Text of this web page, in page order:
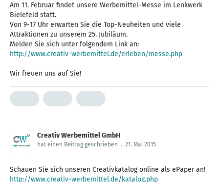
Am 11. Februar findet unsere Werbemittel-Messe im Lenkwerk
Bielefeld statt.
Von 9-17 Uhr erwarten Sie die Top-Neuheiten und viele
Attraktionen zu unserem 25. Jubiläum.
http://www.creativ-werbemittel.de/erleben/messe.php
Wir freuen uns auf Sie!
Creativ Werbemittel GmbH
hat einen Beitrag geschrieben . 21. Mai 2015
http://www.creativ-werbemittel.de/katalog.php